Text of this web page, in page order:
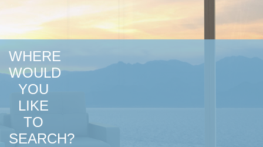
WHERE
WOULD
YOU
LIKE
TO
SEARCH?